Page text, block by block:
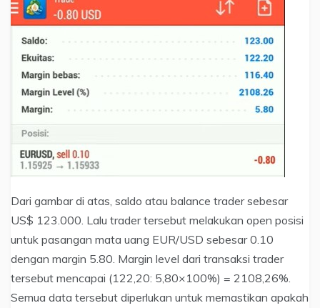
Dari gambar di atas, saldo atau balance trader sebesar
US$ 123.000. Lalu trader tersebut melakukan open posisi
untuk pasangan mata uang EUR/USD sebesar 0.10
dengan margin 5.80. Margin level dari transaksi trader
tersebut mencapai (122,20: 5,80×100%) = 2108,26%.
Semua data tersebut diperlukan untuk memastikan apakah